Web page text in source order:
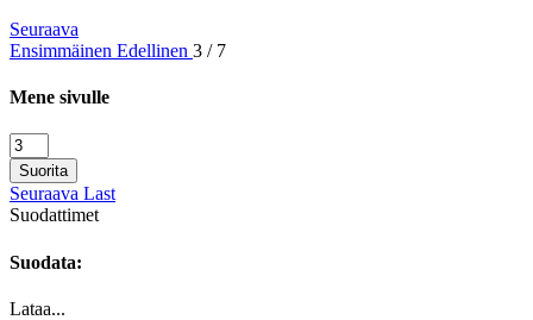
Seuraava
Ensimmäinen Edellinen 3 / 7
Mene sivulle
Suorita
Seuraava Last
Suodattimet
Suodata:
Lataa...